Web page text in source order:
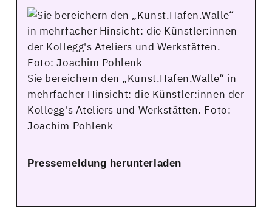
Sie bereichern den „Kunst.Hafen.Walle“ in
mehrfacher Hinsicht: die Künstler:innen der
Kollegg's Ateliers und Werkstätten. Foto:
Joachim Pohlenk
Pressemeldung herunterladen